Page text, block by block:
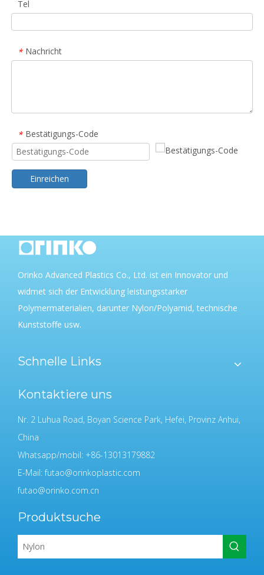
Tel
* Nachricht
* Bestätigungs-Code
Einreichen
Orinko Advanced Plastics Co., Ltd. ist ein Innovator und
widmet sich der Entwicklung leistungsstarker
Polymermaterialien, darunter Nylon/Polyamid, technische
Kunststoffe usw.
Schnelle Links
Kontaktiere uns
Nr. 2 Luhua Road, Boyan Science Park, Hefei, Provinz Anhui,
China
Whatsapp/mobil: +86-13013179882
E-Mail:futao@orinkoplastic.com
futao@orinko.com.cn
Produktsuche